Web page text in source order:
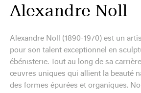
Alexandre Noll
Alexandre Noll (1890-1970) est un
pour son talent exceptionnel en
ébénisterie. Tout au long de sa
œuvres uniques qui allient la beauté
des formes épurées et organiques.